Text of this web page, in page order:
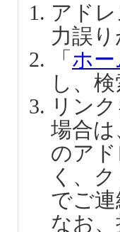
アド
力誤
「 ホ
し、
リン
場合
のア
く、
でご
なお、